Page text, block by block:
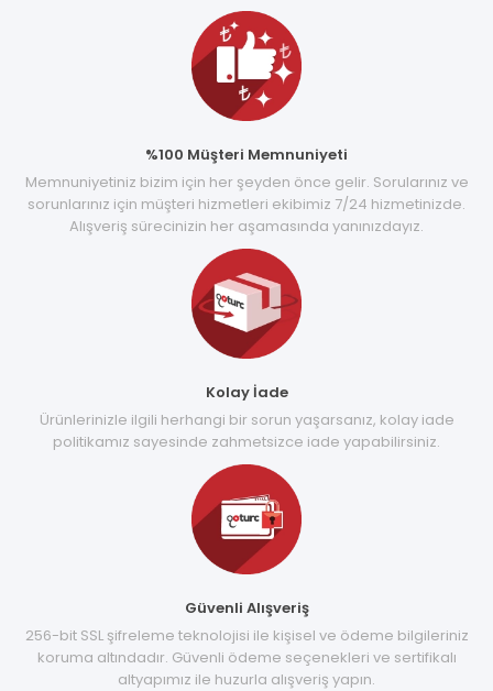
%100 Müşteri Memnuniyeti
Memnuniyetiniz bizim için her şeyden önce gelir. Sorularınız ve
sorunlarınız için müşteri hizmetleri ekibimiz 7/24 hizmetinizde.
Alışveriş sürecinizin her aşamasında yanınızdayız.
Kolay İade
Ürünlerinizle ilgili herhangi bir sorun yaşarsanız, kolay iade
politikamız sayesinde zahmetsizce iade yapabilirsiniz.
Güvenli Alışveriş
256-bit SSL şifreleme teknolojisi ile kişisel ve ödeme bilgileriniz
koruma altındadır. Güvenli ödeme seçenekleri ve sertifikalı
altyapımız ile huzurla alışveriş yapın.